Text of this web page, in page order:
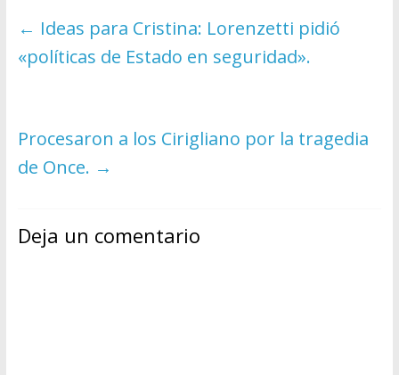
← Ideas para Cristina: Lorenzetti pidió
«políticas de Estado en seguridad».
Procesaron a los Cirigliano por la tragedia
de Once. →
Deja un comentario